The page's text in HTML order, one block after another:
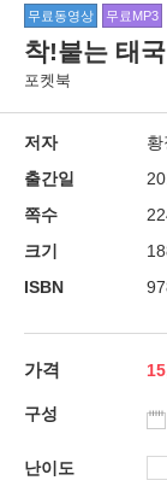
무료동영상 무료MP3
착!붙는 태
포켓북
저자
황
출간일
쪽수
크기
ISBN
가격
구성
난이도